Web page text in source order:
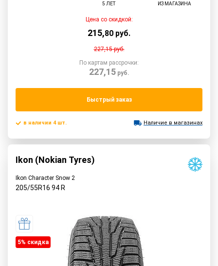
5 ЛЕТ
ИЗ МАГАЗИНА
Цена со скидкой:
215,80 руб.
227,15руб.
По картам рассрочки:
227,15руб.
Быстрый заказ
в наличии 4 шт. Наличие в магазинах
Ikon (Nokian Tyres)
Ikon Character Snow 2
205/55R16 94R
5% cкидка